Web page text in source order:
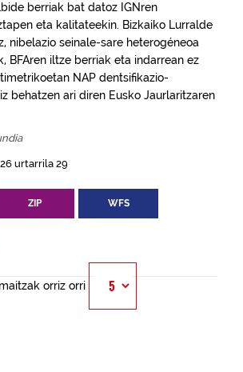
berriak bat datoz IGNren
eta kalitateekin. Bizkaiko Lurralde
nibelazio seinale-sare heterogéneoa
BFAren iltze berriak eta indarrean ez
NAP dentsifikazio-
behatzen ari diren Eusko Jaurlaritzaren
urtarrila 29
ZIP WFS
orriz orri